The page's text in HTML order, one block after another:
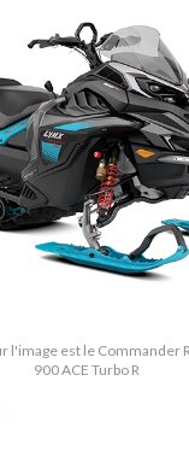
l'image est le Commander
900 ACE Turbo R